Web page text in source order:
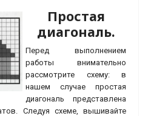
Простая
диагональ.
Перед выполнением
работы внимательно
рассмотрите схему: в
нашем случае простая
диагональ представлена
Следуя схеме, вышивайте